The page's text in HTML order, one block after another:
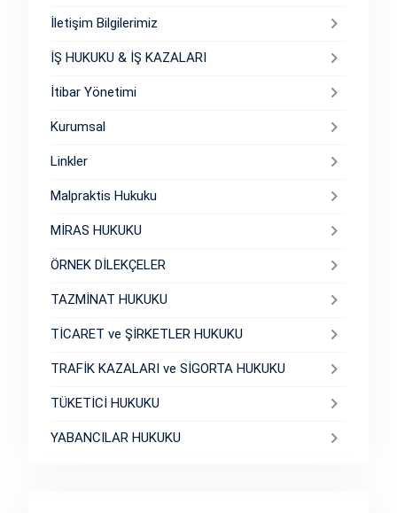
İletişim Bilgilerimiz
İŞ HUKUKU & İŞ KAZALARI
İtibar Yönetimi
Kurumsal
Linkler
Malpraktis Hukuku
MİRAS HUKUKU
ÖRNEK DİLEKÇELER
TAZMİNAT HUKUKU
TİCARET ve ŞİRKETLER HUKUKU
TRAFİK KAZALARI ve SİGORTA HUKUKU
TÜKETİCİ HUKUKU
YABANCILAR HUKUKU